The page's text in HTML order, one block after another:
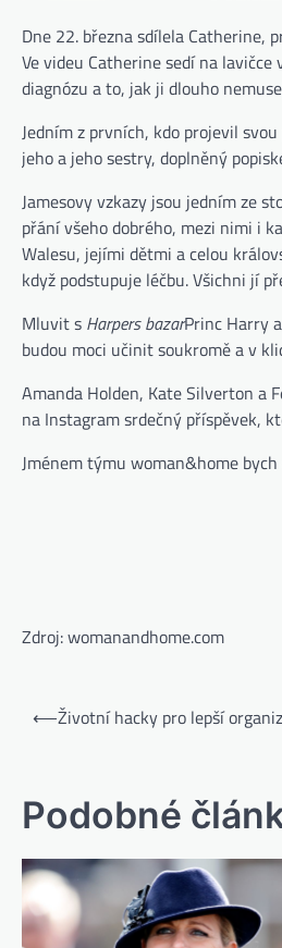
Dne 22. března sdílela Catherine,
Ve videu Catherine sedí na
diagnózu a to, jak ji dlouho
Jedním z prvních, kdo projevil
jeho a jeho sestry, doplněný
Jamesovy vzkazy jsou jedním ze
přání všeho dobrého, mezi nimi i
Walesu, jejími dětmi a celou
když podstupuje léčbu. Všichni jí
Mluvit s Harpers bazarPrinc Harry
budou moci učinit soukromě a v
Amanda Holden, Kate Silverton a
na Instagram srdečný příspěvek,
Jménem týmu woman&home
Zdroj: womanandhome.com
⟵Životní hacky pro lepší
Podobné